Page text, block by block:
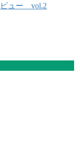
ビュー vol.2